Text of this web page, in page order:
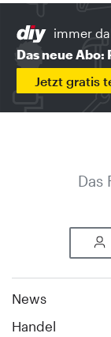
immer
Das neue Abo:
Jetzt gratis
Das
News
Handel